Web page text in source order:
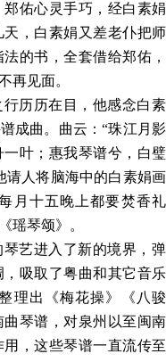
佑心灵手巧，经白素娟
，白素娟又差老仆把师
的书，全套借给郑佑，
再见面。
历历在目，他感念白素
成曲。曲云：“珠江月影
叶；惠我琴谱兮，白璧
请人将脑海中的白素娟画
月十五晚上都要焚香礼
瑶琴颂》。
艺进入了新的境界，弹
吸取了粤曲和其它音乐
理出《梅花操》《八骏
琴谱，对泉州以至闽南
，这些琴谱一直流传至